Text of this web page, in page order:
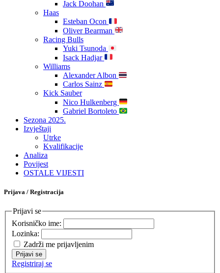
Jack Doohan
Haas
Esteban Ocon
Oliver Bearman
Racing Bulls
Yuki Tsunoda
Isack Hadjar
Williams
Alexander Albon
Carlos Sainz
Kick Sauber
Nico Hulkenberg
Gabriel Bortoleto
Sezona 2025.
Izvještaji
Utrke
Kvalifikacije
Analiza
Povijest
OSTALE VIJESTI
Prijava / Registracija
Prijavi se
Korisničko ime:
Lozinka:
Zadrži me prijavljenim
Prijavi se
Registriraj se